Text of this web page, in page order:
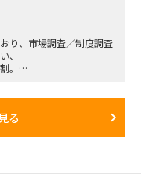
り、市場調査／制度調査
、
。
る